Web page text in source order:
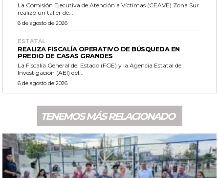
La Comisión Ejecutiva de Atención a Víctimas (CEAVE) Zona Sur
realizó un taller de...
6 de agosto de 2026
ESTATAL
REALIZA FISCALÍA OPERATIVO DE BÚSQUEDA EN
PREDIO DE CASAS GRANDES
La Fiscalía General del Estado (FGE) y la Agencia Estatal de
Investigación (AEI) del...
6 de agosto de 2026
TENEMOS MÁS RELACIONADO